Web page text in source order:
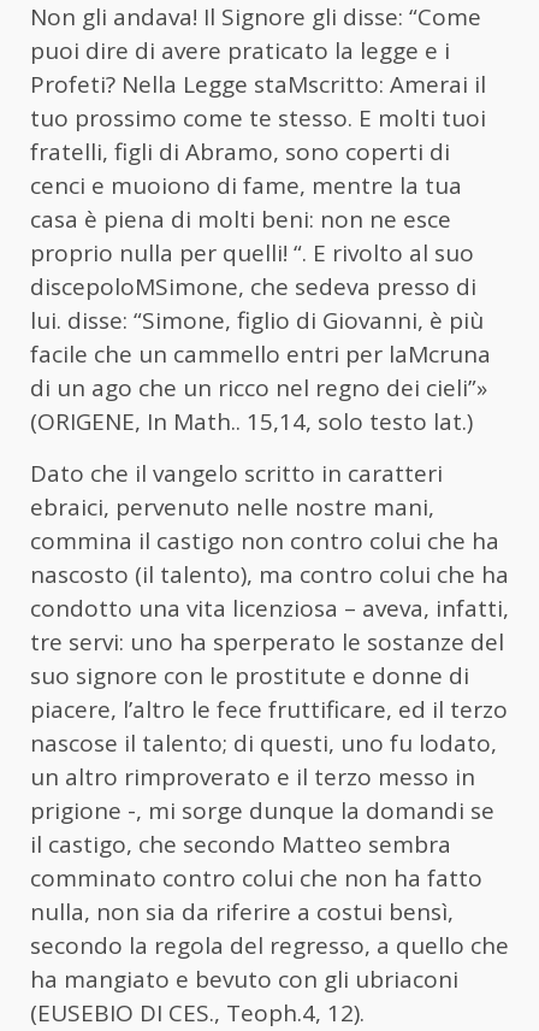
Non gli andava! Il Signore gli disse: “Come
puoi dire di avere praticato la legge e i
Profeti? Nella Legge staMscritto: Amerai il
tuo prossimo come te stesso. E molti tuoi
fratelli, figli di Abramo, sono coperti di
cenci e muoiono di fame, mentre la tua
casa è piena di molti beni: non ne esce
proprio nulla per quelli! “. E rivolto al suo
discepoloMSimone, che sedeva presso di
lui. disse: “Simone, figlio di Giovanni, è più
facile che un cammello entri per laMcruna
di un ago che un ricco nel regno dei cieli”»
(ORIGENE, In Math.. 15,14, solo testo lat.)
Dato che il vangelo scritto in caratteri
ebraici, pervenuto nelle nostre mani,
commina il castigo non contro colui che ha
nascosto (il talento), ma contro colui che ha
condotto una vita licenziosa – aveva, infatti,
tre servi: uno ha sperperato le sostanze del
suo signore con le prostitute e donne di
piacere, l’altro le fece fruttificare, ed il terzo
nascose il talento; di questi, uno fu lodato,
un altro rimproverato e il terzo messo in
prigione -, mi sorge dunque la domandi se
il castigo, che secondo Matteo sembra
comminato contro colui che non ha fatto
nulla, non sia da riferire a costui bensì,
secondo la regola del regresso, a quello che
ha mangiato e bevuto con gli ubriaconi
(EUSEBIO DI CES., Teoph.4, 12).